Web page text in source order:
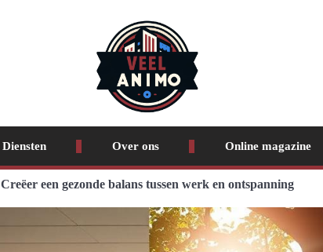
Diensten Over ons Online magazine
Creëer een gezonde balans tussen werk en ontspanning